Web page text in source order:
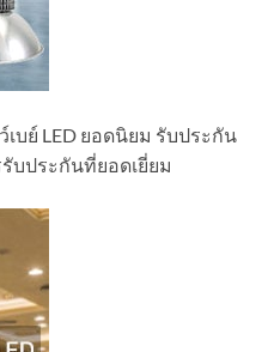
บย์ LED ยอดนิยม รับประกัน
บประกันที่ยอดเยี่ยม